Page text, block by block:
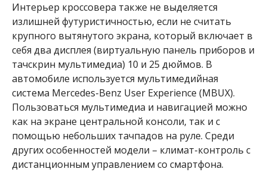
Интерьер кроссовера также не выделяется
излишней футуристичностью, если не считать
крупного вытянутого экрана, который включает в
себя два дисплея (виртуальную панель приборов и
тачскрин мультимедиа) 10 и 25 дюймов. В
автомобиле используется мультимедийная
система Mercedes-Benz User Experience (MBUX).
Пользоваться мультимедиа и навигацией можно
как на экране центральной консоли, так и с
помощью небольших тачпадов на руле. Среди
других особенностей модели – климат-контроль с
дистанционным управлением со смартфона.